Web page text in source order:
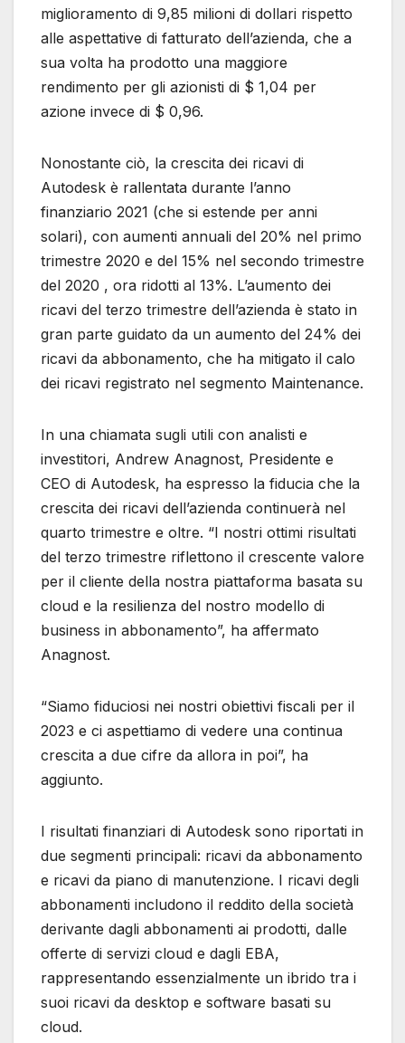
miglioramento di 9,85 milioni di dollari rispetto
alle aspettative di fatturato dell’azienda, che a
sua volta ha prodotto una maggiore
rendimento per gli azionisti di $ 1,04 per
azione invece di $ 0,96.
Nonostante ciò, la crescita dei ricavi di
Autodesk è rallentata durante l’anno
finanziario 2021 (che si estende per anni
solari), con aumenti annuali del 20% nel primo
trimestre 2020 e del 15% nel secondo trimestre
del 2020 , ora ridotti al 13%. L’aumento dei
ricavi del terzo trimestre dell’azienda è stato in
gran parte guidato da un aumento del 24% dei
ricavi da abbonamento, che ha mitigato il calo
dei ricavi registrato nel segmento Maintenance.
In una chiamata sugli utili con analisti e
investitori, Andrew Anagnost, Presidente e
CEO di Autodesk, ha espresso la fiducia che la
crescita dei ricavi dell’azienda continuerà nel
quarto trimestre e oltre. “I nostri ottimi risultati
del terzo trimestre riflettono il crescente valore
per il cliente della nostra piattaforma basata su
cloud e la resilienza del nostro modello di
business in abbonamento”, ha affermato
Anagnost.
“Siamo fiduciosi nei nostri obiettivi fiscali per il
2023 e ci aspettiamo di vedere una continua
crescita a due cifre da allora in poi”, ha
aggiunto.
I risultati finanziari di Autodesk sono riportati in
due segmenti principali: ricavi da abbonamento
e ricavi da piano di manutenzione. I ricavi degli
abbonamenti includono il reddito della società
derivante dagli abbonamenti ai prodotti, dalle
offerte di servizi cloud e dagli EBA,
rappresentando essenzialmente un ibrido tra i
suoi ricavi da desktop e software basati su
cloud.